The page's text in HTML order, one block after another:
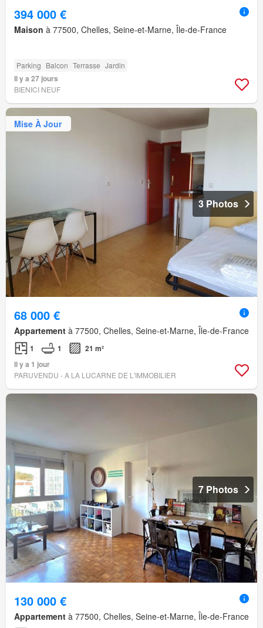
394 000 €
Maison à 77500, Chelles, Seine-et-Marne, Île-de-France
Parking Balcon Terrasse Jardin
Il y a 27 jours
BIENICI NEUF
Mise À Jour
3 Photos
68 000 €
Appartement à 77500, Chelles, Seine-et-Marne, Île-de-France
1 1
21 m²
Il y a 1 jour
PARUVENDU - A LA LUCARNE DE L'IMMOBILIER
7 Photos
130 000 €
Appartement à 77500, Chelles, Seine-et-Marne, Île-de-France